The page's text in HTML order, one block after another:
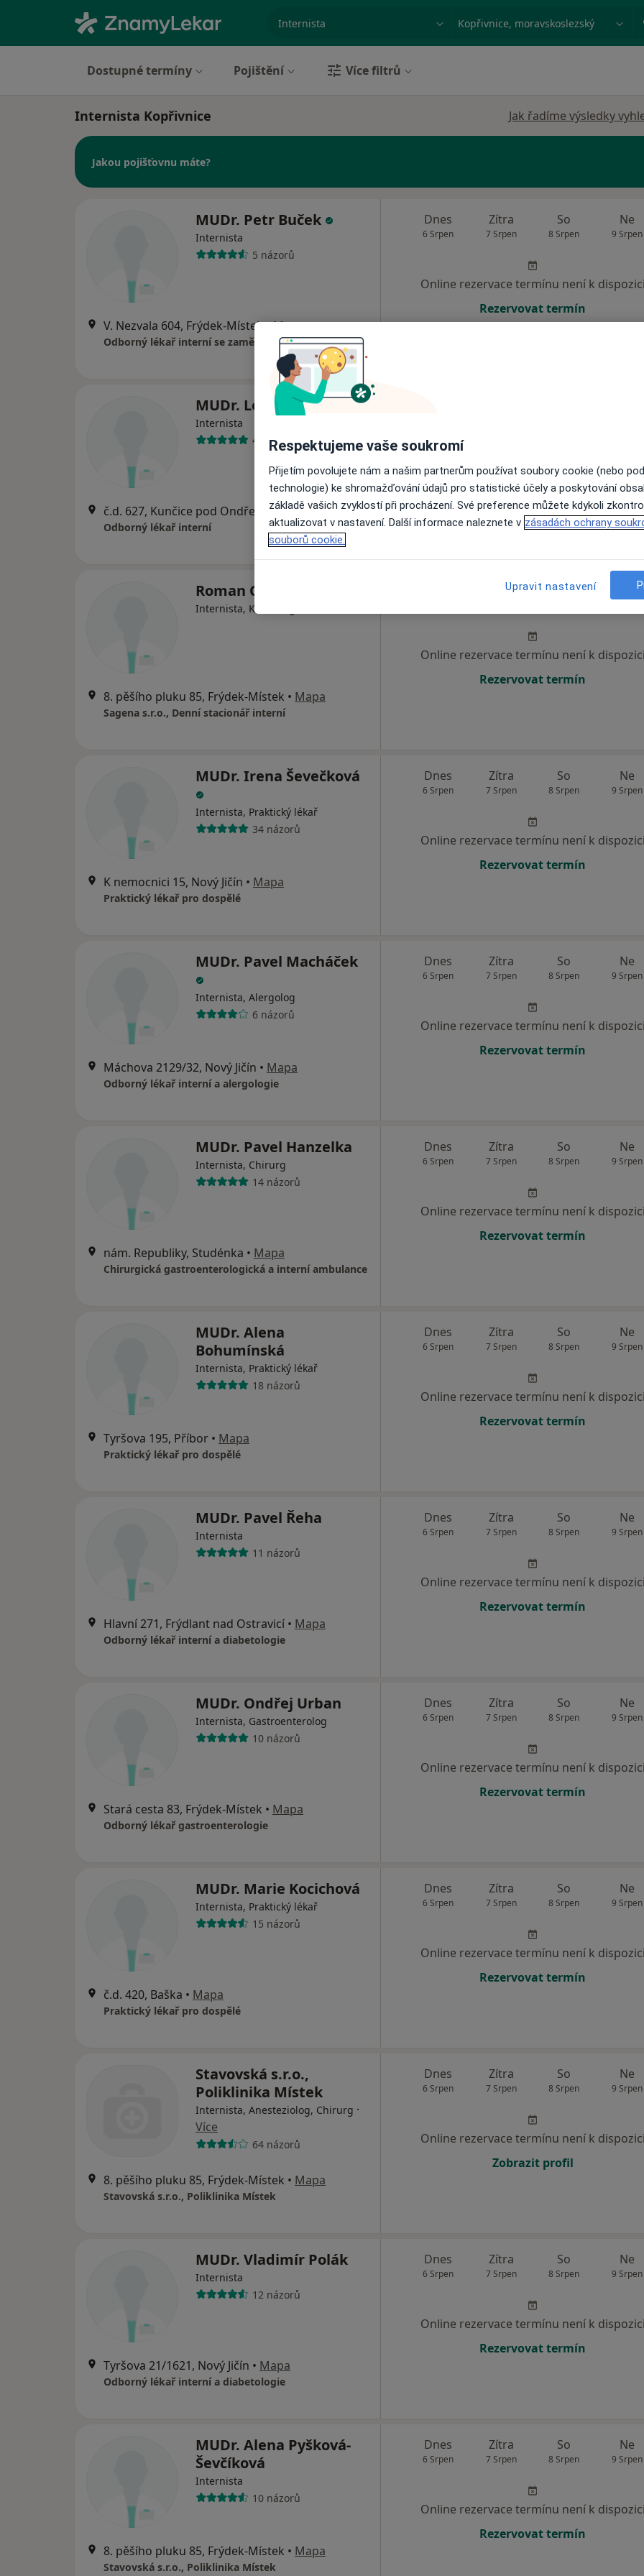
Město nebo region
Dostupné termíny Pojištění Více filtrů
Internista Kopřivnice Jak řadíme výsledky
Jakou pojišťovnu máte?
MUDr. Petr Buček
Internista
5 názorů
V. Nezvala 604, Frýdek-Místek•Mapa
Odborný lékař interní se zaměřením na ne
Dnes
6 Srpen
Zítra
7 Srpen
So
8 Srpen
Ne
9 Srpen
Online rezervace termínu není k dispozici
Rezervovat termín
MUDr. Leo Überall
Internista
4 názory
č.d. 627, Kunčice pod Ondřejníkem• Mapa
Odborný lékař interní
Online rezervace termínu není k
Rezervovat termín
Roman Cerman
Internista, Kardiolog
8. pěšího pluku 85, Frýdek-Místek • Mapa
Sagena s.r.o., Denní stacionář interní
Zítra So
Online rezervace termínu není k dispozici
Rezervovat termín
MUDr. Irena Ševečková
Internista, Praktický lékař
34 názorů
K nemocnici 15, Nový Jičín • Mapa
Praktický lékař pro dospělé
Dnes
6 Srpen
Zítra
7 Srpen
So
8 Srpen
Ne
9 Srpen
Online rezervace termínu není k dispozici
Rezervovat termín
MUDr. Pavel Macháček
Internista, Alergolog
6 názorů
Máchova 2129/32, Nový Jičín • Mapa
Odborný lékař interní a alergologie
Dnes
6 Srpen
Zítra
7 Srpen
So
8 Srpen
Ne
9 Srpen
Online rezervace termínu není k dispozici
Rezervovat termín
MUDr. Pavel Hanzelka
Internista, Chirurg
14 názorů
nám. Republiky, Studénka • Mapa
Chirurgická gastroenterologická a interní ambulance
Dnes
6 Srpen
Zítra
7 Srpen
So
8 Srpen
Ne
9 Srpen
Online rezervace termínu není k dispozici
Rezervovat termín
MUDr. Alena
Bohumínská
Internista, Praktický lékař
18 názorů
Tyršova 195, Příbor • Mapa
Praktický lékař pro dospělé
Dnes
6 Srpen
Zítra
7 Srpen
So
8 Srpen
Ne
9 Srpen
Online rezervace termínu není k dispozici
Rezervovat termín
MUDr. Pavel Řeha
Internista
11 názorů
Hlavní 271, Frýdlant nad Ostravicí • Mapa
Odborný lékař interní a diabetologie
Dnes
6 Srpen
Zítra
7 Srpen
So
8 Srpen
Ne
9 Srpen
Online rezervace termínu není k dispozici
Rezervovat termín
MUDr. Ondřej Urban
Internista, Gastroenterolog
10 názorů
Stará cesta 83, Frýdek-Místek • Mapa
Odborný lékař gastroenterologie
Dnes
6 Srpen
Zítra
7 Srpen
So
8 Srpen
Ne
9 Srpen
Online rezervace termínu není k dispozici
Rezervovat termín
MUDr. Marie Kocichová
Internista, Praktický lékař
15 názorů
č.d. 420, Baška • Mapa
Praktický lékař pro dospělé
Dnes
6 Srpen
Zítra
7 Srpen
So
8 Srpen
Ne
9 Srpen
Online rezervace termínu není k dispozici
Rezervovat termín
Stavovská s.r.o.,
Poliklinika Místek
Internista, Anesteziolog, Chirurg ·
Více
64 názorů
8. pěšího pluku 85, Frýdek-Místek • Mapa
Stavovská s.r.o., Poliklinika Místek
Dnes
6 Srpen
Zítra
7 Srpen
So
8 Srpen
Ne
9 Srpen
Online rezervace termínu není k dispozici
Zobrazit profil
MUDr. Vladimír Polák
Internista
12 názorů
Tyršova 21/1621, Nový Jičín • Mapa
Odborný lékař interní a diabetologie
Dnes
6 Srpen
Zítra
7 Srpen
So
8 Srpen
Ne
9 Srpen
Online rezervace termínu není k dispozici
Rezervovat termín
MUDr. Alena Pyšková-
Ševčíková
Internista
10 názorů
8. pěšího pluku 85, Frýdek-Místek • Mapa
Stavovská s.r.o., Poliklinika Místek
Dnes
6 Srpen
Zítra
7 Srpen
So
8 Srpen
Ne
9 Srpen
Online rezervace termínu není k dispozici
Rezervovat termín
Respektujeme vaše soukromí
Přijetím povolujete nám a našim partnerům používat soubory cookie (nebo
technologie) ke shromažďování údajů pro statistické účely a poskytování
základě vašich zvyklostí při procházení. Své preference můžete kdykoli
aktualizovat v nastavení. Další informace naleznete v zásadách ochrany
souborů cookie.
Upravit nastavení